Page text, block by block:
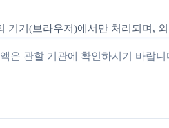
기기(브라우저)에서만 처리되며,
은 관할 기관에 확인하시기 바랍니